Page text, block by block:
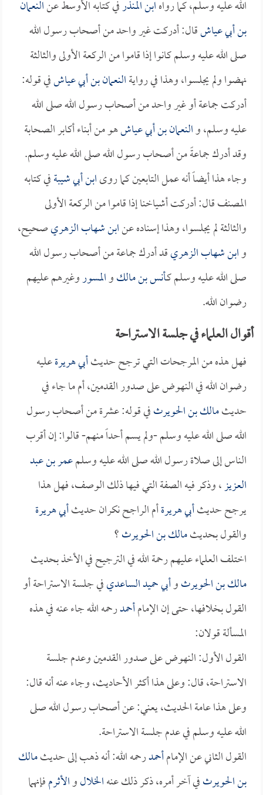
الله عليه وسلم، كما رواهابن المنذرفي كتابه الأوسط عنالنعمان
بن أبي عياشقال: أدركت غير واحد من أصحاب رسول الله
صلى الله عليه وسلم كانوا إذا قاموا من الركعة الأولى والثالثة
نهضوا ولم يجلسوا، وهذا في روايةالنعمان بن أبي عياشفي قوله:
أدركت جماعة أو غير واحد من أصحاب رسول الله صلى الله
عليه وسلم، والنعمان بن أبي عياشهو من أبناء أكابر الصحابة
وقد أدرك جماعةً من أصحاب رسول الله صلى الله عليه وسلم.
وجاء هذا أيضاً أنه عمل التابعين كما روىابن أبي شيبةفي كتابه
المصنف قال: أدركت أشياخنا إذا قاموا من الركعة الأولى
والثالثة لم يجلسوا، وهذا إسناده عنابن شهاب الزهريصحيح،
وابن شهاب الزهريقد أدرك جماعة من أصحاب رسول الله
صلى الله عليه وسلم كـأنس بن مالكوالمسوروغيرهم عليهم
رضوان الله.
أقوال العلماء في جلسة الاستراحة
فهل هذه من المرجحات التي ترجح حديثأبي هريرةعليه
رضوان الله في النهوض على صدور القدمين، أم ما جاء في
حديثمالك بن الحويرثفي قوله: عشرة من أصحاب رسول
الله صلى الله عليه وسلم -ولم يسم أحداً منهم- قالوا: إن أقرب
الناس إلى صلاة رسول الله صلى الله عليه وسلمعمر بن عبد
العزيز، وذكر فيه الصفة التي فيها ذلك الوصف، فهل هذا
يرجح حديثأبي هريرةأم الراجح نكران حديثأبي هريرة
والقول بحديثمالك بن الحويرث؟
اختلف العلماء عليهم رحمة الله في الترجيح في الأخذ بحديث
مالك بن الحويرثوأبي حميد الساعديفي جلسة الاستراحة أو
القول بخلافها، حتى إن الإمامأحمدرحمه الله جاء عنه في هذه
المسألة قولان:
القول الأول: النهوض على صدور القدمين وعدم جلسة
الاستراحة، قال: وعلى هذا أكثر الأحاديث، وجاء عنه أنه قال:
وعلى هذا عامة الحديث، يعني: عن أصحاب رسول الله صلى
الله عليه وسلم في عدم جلسة الاستراحة.
القول الثاني عن الإمامأحمدرحمه الله: أنه ذهب إلى حديثمالك
بن الحويرثفي آخر أمره، ذكر ذلك عنهالخلالوالأثرمفإنهما